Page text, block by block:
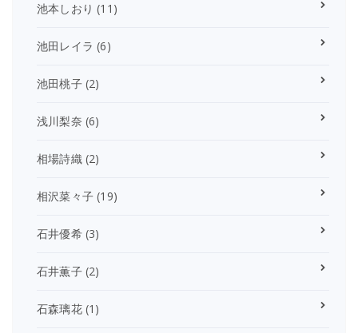
池本しおり (11)
池田レイラ (6)
池田桃子(2)
浅川梨奈 (6)
相場詩織(2)
相沢菜々子 (19)
石井優希(3)
石井薫子(2)
石森璃花(1)